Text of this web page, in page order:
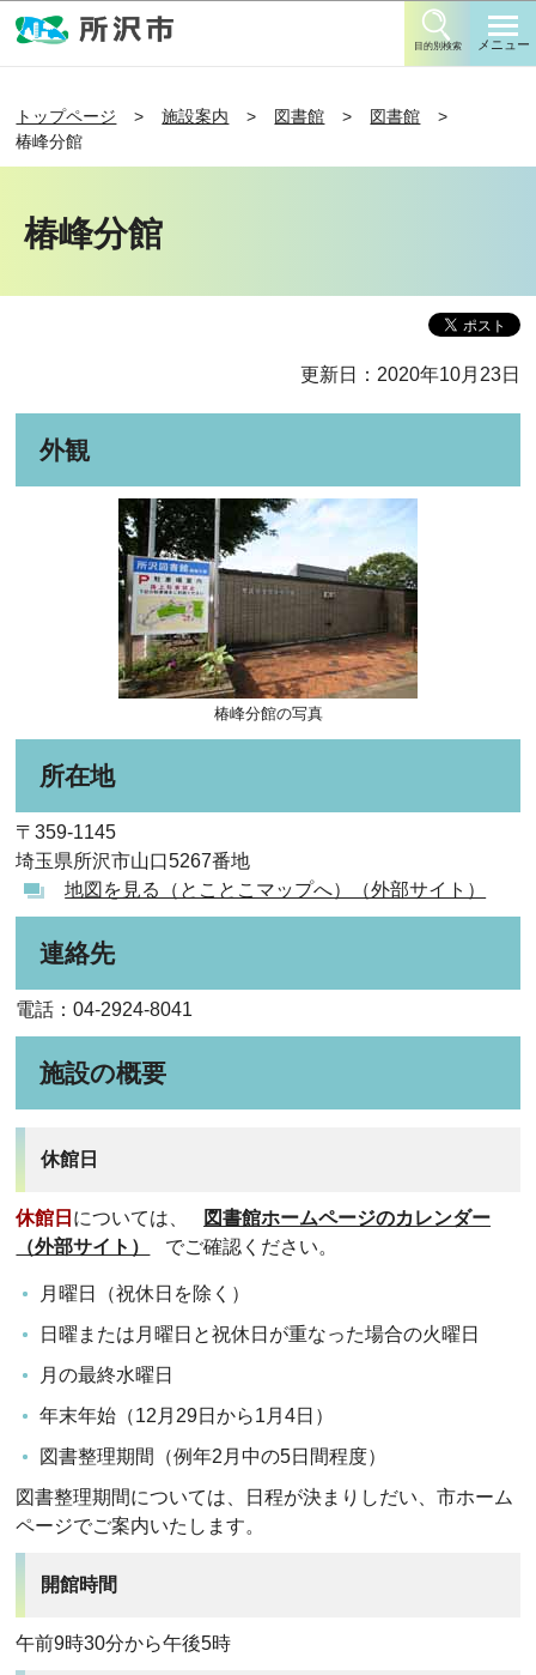
目的別検索 メニュー
トップページ 施設案内 図書館
図書館
椿峰分館
椿峰分館
更新日：2020年10月23日
外観
椿峰分館の写真
所在地
〒359-1145
埼玉県所沢市山口5267番地
地図を見る（とことこマップへ）（外部サイト）
連絡先
電話：04-2924-8041
施設の概要
休館日
休館日 については、
図書館ホームページのカレンダー
（外部サイト）
でご確認ください。
月曜日（祝休日を除く）
日曜または月曜日と祝休日が重なった場合の火曜日
月の最終水曜日
年末年始（12月29日から1月4日）
図書整理期間（例年2月中の5日間程度）
図書整理期間については、日程が決まりしだい、市ホーム
ページでご案内いたします。
開館時間
午前9時30分から午後5時